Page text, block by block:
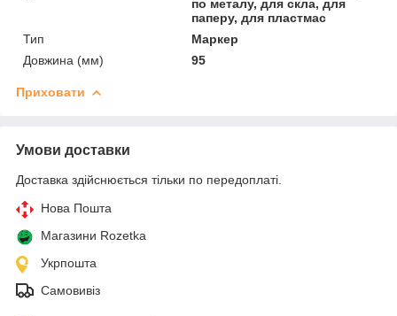
по металу, для скла, для
паперу, для пластмас
Тип
Маркер
Довжина (мм)
95
Приховати
Умови доставки
Доставка здійснюється тільки по передоплаті.
Нова Пошта
Магазини Rozetka
Укрпошта
Самовивіз